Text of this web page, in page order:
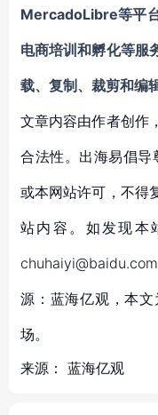
MercadoLibre等平
电商培训和孵化等服
载、复制、裁剪和编
文章内容由作者创作
合法性。出海易倡
或本网站许可，不得
站内容。如发现本
源：蓝海亿观，本
场。
来源： 蓝海亿观